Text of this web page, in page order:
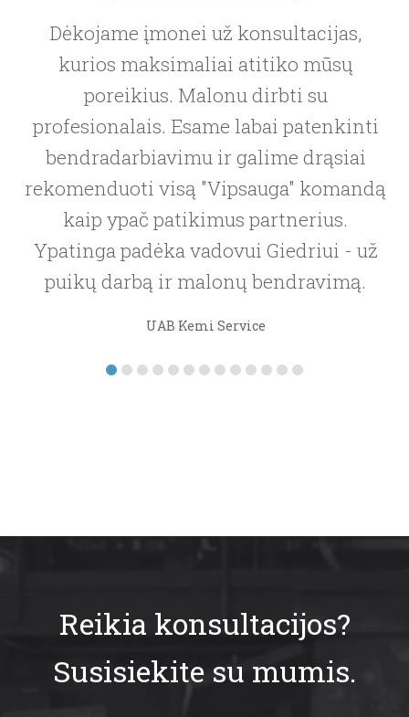
Dėkojame įmonei už konsultacijas,
kurios maksimaliai atitiko mūsų
poreikius. Malonu dirbti su
profesionalais. Esame labai patenkinti
bendradarbiavimu ir galime drąsiai
rekomenduoti visą "Vipsauga" komandą
kaip ypač patikimus partnerius.
Ypatinga padėka vadovui Giedriui - už
puikų darbą ir malonų bendravimą.
UAB Kemi Service
Dėkojame įmonei, puikiai suteikus
paslaugas. Viskas aiškiai paaiškinta,
pritaikyta būtent mūsų įmonei, jokių
perteklinių dalykų. Labai
rekomenduojame!
MB SUKČIUS
Susisiekite su mumis.